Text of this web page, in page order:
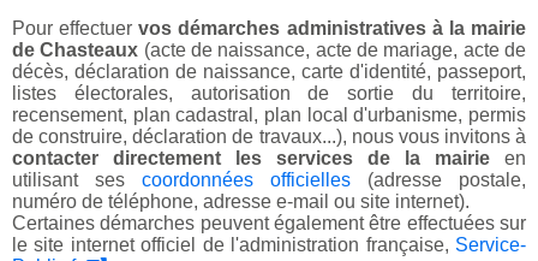
Pour effectuervos démarches administratives à la mairie
de Chasteaux (acte de naissance, acte de mariage, acte de
décès, déclaration de naissance, carte d'identité, passeport,
listes électorales, autorisation de sortie du territoire,
recensement, plan cadastral, plan local d'urbanisme, permis
de construire, déclaration de travaux...), nous vous invitons à
contacter directement les services de la mairie en
utilisant ses coordonnées officielles (adresse postale,
numéro de téléphone, adresse e-mail ou site internet).
Certaines démarches peuvent également être effectuées sur
le site internet officiel de l'administration française, Service-